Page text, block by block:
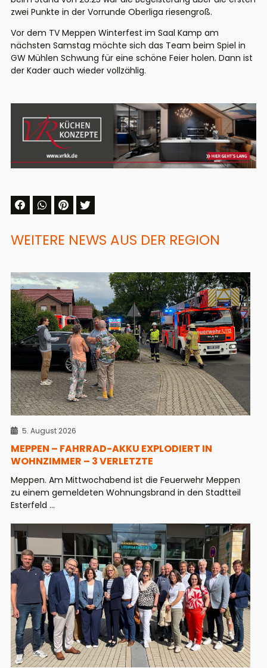
zwei Punkte in der Vorrunde Oberliga riesengroß.
Vor dem TV Meppen Winterfest im Saal Kamp am
nächsten Samstag möchte sich das Team beim Spiel in
GW Mühlen Schwung für eine schöne Feier holen. Dann ist
der Kader auch wieder vollzählig.
WEITERE NEWS AUS DER REGION
5. August 2026
MEPPEN – FAHRRAD-AKKU EXPLODIERT IN
WOHNZIMMER – 3 VERLETZTE
Meppen. Am Mittwochabend ist die Feuerwehr Meppen
zu einem gemeldeten Wohnungsbrand in den Stadtteil
Esterfeld ...